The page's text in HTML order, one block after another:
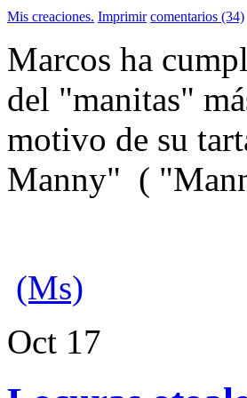
Mis creaciones. Imprimir comentarios (34)
Marcos ha
del "manitas"
motivo de su
Manny" (
(Ms)
Oct 17